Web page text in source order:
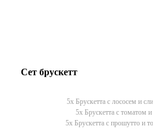
Сет брускетт
5х Брускетта с лососем и
5х Брускетта с томатом
5х Брускетта с прошутто и